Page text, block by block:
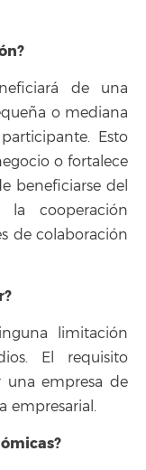
de una
o mediana
Esto
o fortalece
beneficiarse del
cooperación
de colaboración
limitación
El requisito
una empresa de
empresarial.